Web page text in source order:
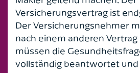
Versicherungsvertrag ist
Der Versicherungsnehmer
nach einem anderen
müssen die
vollständig beantwortet und